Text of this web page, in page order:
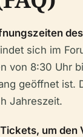
sich im
von 8:30 Uhr
geöffnet ist.
Jahreszeit.
um den